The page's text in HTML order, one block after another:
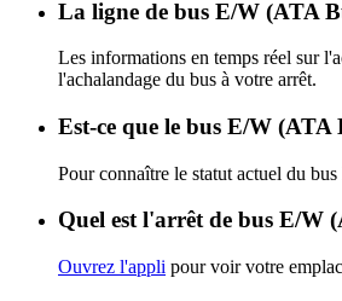
La ligne de bus E/W (ATA
Les informations en temps réel sur
l'achalandage du bus à votre arrêt.
Est-ce que le bus E/W (ATA
Pour connaître le statut actuel du
Quel est l'arrêt de bus E/W
Ouvrez l'appli pour voir votre